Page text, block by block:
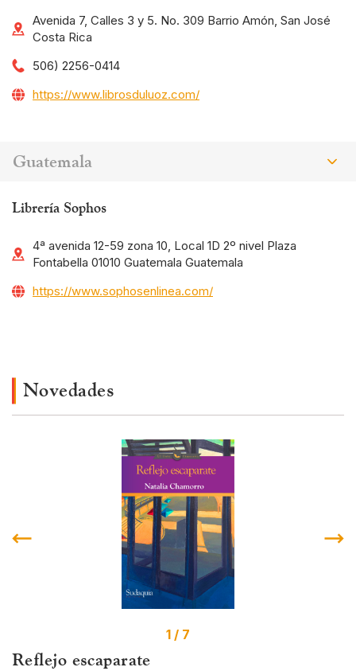
Avenida 7, Calles 3 y 5. No. 309 Barrio Amón, San José
Costa Rica
506) 2256-0414
https://www.librosduluoz.com/
Guatemala
Librería Sophos
4ª avenida 12-59 zona 10, Local 1D 2º nivel Plaza
Fontabella 01010 Guatemala Guatemala
https://www.sophosenlinea.com/
Novedades
Reflejo escaparate
1 / 7